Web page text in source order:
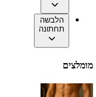
הלבשה
תחתונה
מומלצים